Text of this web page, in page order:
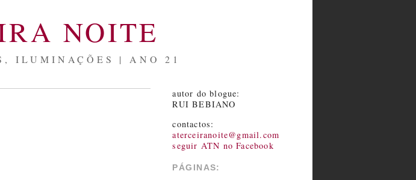
NOITE
ILUMINAÇÕES | ANO 21
autor do blogue:
RUI BEBIANO
contactos:
aterceiranoite@gmail.com
seguir ATN no Facebook
PÁGINAS: